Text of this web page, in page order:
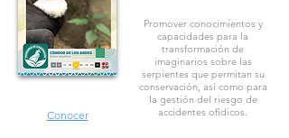
Conocer
Promover conocimientos y
capacidades para la
transformación de
imaginarios sobre las
serpientes que permitan su
conservación, así como para
la gestión del riesgo de
accidentes ofídicos.